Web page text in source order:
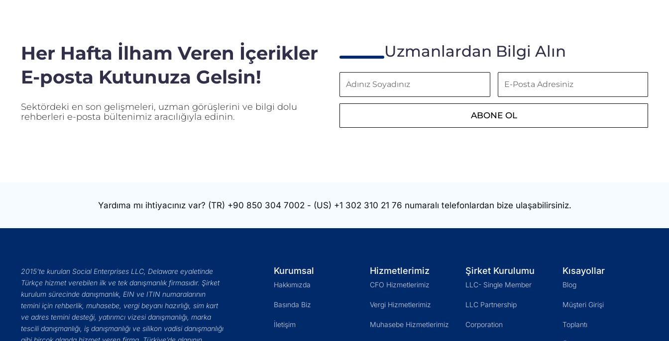
Her Hafta İlham Veren İçerikler
E-posta Kutunuza Gelsin!
Sektördeki en son gelişmeleri, uzman görüşlerini ve bilgi dolu
rehberleri e-posta bültenimiz aracılığıyla edinin.
Uzmanlardan Bilgi Alın
Adınız
Soyadınız
E-
Posta
Adresiniz
ABONE OL
Yardıma mı ihtiyacınız var? (TR) +90 850 304 7002 - (US) +1 302 310 21 76 numaralı telefonlardan bize ulaşabilirsiniz.
2015’te kurulan Social Enterprises LLC, Delaware eyaletinde
Türkçe hizmet verebilen ilk ve tek danışmanlık firmasıdır. Şirket
kurulum sürecinde danışmanlık, EIN ve ITIN numaralarının
temini için rehberlik, muhasebe, vergi beyanı hazırlığı, sim kart
ve adres temini desteği, yatırımcı vizesi danışmanlığı, marka
tescili danışmanlığı, iş danışmanlığı ve silikon vadisi danışmanlığı
Kurumsal
Hakkımızda
Basında Biz
İletişim
Hizmetlerimiz
CFO Hizmetlerimiz
Vergi Hizmetlerimiz
Muhasebe Hizmetlerimiz
Şirket Kurulumu
LLC- Single Member
LLC Partnership
Corporation
Kısayollar
Blog
Müşteri Girişi
Toplantı